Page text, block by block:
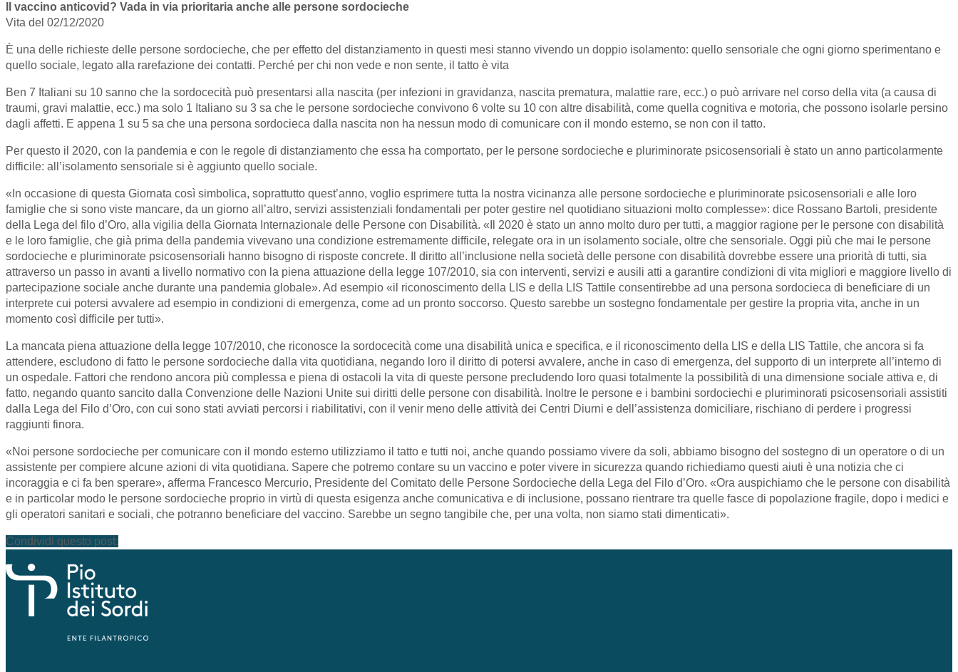
Il vaccino anticovid? Vada in via prioritaria anche alle persone sordocieche
Vita del 02/12/2020
È una delle richieste delle persone sordocieche, che per effetto del distanziamento in questi mesi stanno vivendo un doppio isolamento: quello sensoriale che ogni giorno sperimentano e
quello sociale, legato alla rarefazione dei contatti. Perché per chi non vede e non sente, il tatto è vita
Ben 7 Italiani su 10 sanno che la sordocecità può presentarsi alla nascita (per infezioni in gravidanza, nascita prematura, malattie rare, ecc.) o può arrivare nel corso della vita (a causa di
traumi, gravi malattie, ecc.) ma solo 1 Italiano su 3 sa che le persone sordocieche convivono 6 volte su 10 con altre disabilità, come quella cognitiva e motoria, che possono isolarle persino
dagli affetti. E appena 1 su 5 sa che una persona sordocieca dalla nascita non ha nessun modo di comunicare con il mondo esterno, se non con il tatto.
Per questo il 2020, con la pandemia e con le regole di distanziamento che essa ha comportato, per le persone sordocieche e pluriminorate psicosensoriali è stato un anno particolarmente
difficile: all’isolamento sensoriale si è aggiunto quello sociale.
«In occasione di questa Giornata così simbolica, soprattutto quest’anno, voglio esprimere tutta la nostra vicinanza alle persone sordocieche e pluriminorate psicosensoriali e alle loro
famiglie che si sono viste mancare, da un giorno all’altro, servizi assistenziali fondamentali per poter gestire nel quotidiano situazioni molto complesse»: dice Rossano Bartoli, presidente
della Lega del filo d’Oro, alla vigilia della Giornata Internazionale delle Persone con Disabilità. «Il 2020 è stato un anno molto duro per tutti, a maggior ragione per le persone con disabilità
e le loro famiglie, che già prima della pandemia vivevano una condizione estremamente difficile, relegate ora in un isolamento sociale, oltre che sensoriale. Oggi più che mai le persone
sordocieche e pluriminorate psicosensoriali hanno bisogno di risposte concrete. Il diritto all’inclusione nella società delle persone con disabilità dovrebbe essere una priorità di tutti, sia
attraverso un passo in avanti a livello normativo con la piena attuazione della legge 107/2010, sia con interventi, servizi e ausili atti a garantire condizioni di vita migliori e maggiore livello di
partecipazione sociale anche durante una pandemia globale». Ad esempio «il riconoscimento della LIS e della LIS Tattile consentirebbe ad una persona sordocieca di beneficiare di un
interprete cui potersi avvalere ad esempio in condizioni di emergenza, come ad un pronto soccorso. Questo sarebbe un sostegno fondamentale per gestire la propria vita, anche in un
momento così difficile per tutti».
La mancata piena attuazione della legge 107/2010, che riconosce la sordocecità come una disabilità unica e specifica, e il riconoscimento della LIS e della LIS Tattile, che ancora si fa
attendere, escludono di fatto le persone sordocieche dalla vita quotidiana, negando loro il diritto di potersi avvalere, anche in caso di emergenza, del supporto di un interprete all’interno di
un ospedale. Fattori che rendono ancora più complessa e piena di ostacoli la vita di queste persone precludendo loro quasi totalmente la possibilità di una dimensione sociale attiva e, di
fatto, negando quanto sancito dalla Convenzione delle Nazioni Unite sui diritti delle persone con disabilità. Inoltre le persone e i bambini sordociechi e pluriminorati psicosensoriali assistiti
dalla Lega del Filo d’Oro, con cui sono stati avviati percorsi i riabilitativi, con il venir meno delle attività dei Centri Diurni e dell’assistenza domiciliare, rischiano di perdere i progressi
raggiunti finora.
«Noi persone sordocieche per comunicare con il mondo esterno utilizziamo il tatto e tutti noi, anche quando possiamo vivere da soli, abbiamo bisogno del sostegno di un operatore o di un
assistente per compiere alcune azioni di vita quotidiana. Sapere che potremo contare su un vaccino e poter vivere in sicurezza quando richiediamo questi aiuti è una notizia che ci
incoraggia e ci fa ben sperare», afferma Francesco Mercurio, Presidente del Comitato delle Persone Sordocieche della Lega del Filo d’Oro. «Ora auspichiamo che le persone con disabilità
e in particolar modo le persone sordocieche proprio in virtù di questa esigenza anche comunicativa e di inclusione, possano rientrare tra quelle fasce di popolazione fragile, dopo i medici e
gli operatori sanitari e sociali, che potranno beneficiare del vaccino. Sarebbe un segno tangibile che, per una volta, non siamo stati dimenticati».
Condividi questo post: